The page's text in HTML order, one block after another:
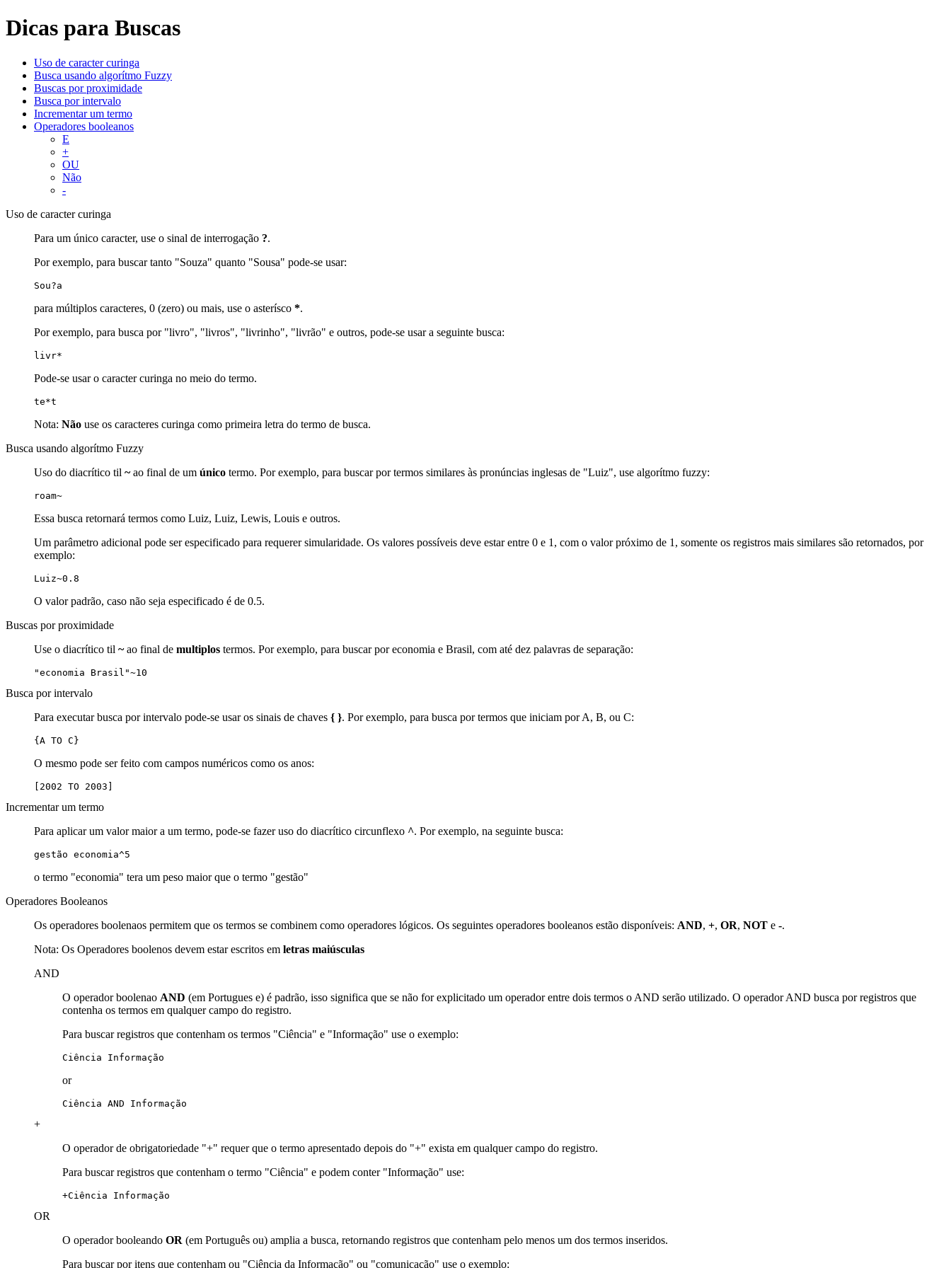
Dicas para Buscas
Uso de caracter curinga
Busca usando algorítmo Fuzzy
Buscas por proximidade
Busca por intervalo
Incrementar um termo
Operadores booleanos
E
+
OU
Não
-
Uso de caracter curinga
Para um único caracter, use o sinal de interrogação ?.
Por exemplo, para buscar tanto "Souza" quanto "Sousa" pode-se usar:
Sou?a
para múltiplos caracteres, 0 (zero) ou mais, use o asterísco *.
Por exemplo, para busca por "livro", "livros", "livrinho", "livrão" e outros, pode-se usar a seguinte busca:
livr*
Pode-se usar o caracter curinga no meio do termo.
te*t
Nota: Não use os caracteres curinga como primeira letra do termo de busca.
Busca usando algorítmo Fuzzy
Uso do diacrítico til ~ao final de um único termo. Por exemplo, para buscar por termos similares às pronúncias inglesas de "Luiz", use algorítmo fuzzy:
roam~
Essa busca retornará termos como Luiz, Luiz, Lewis, Louis e outros.
Um parâmetro adicional pode ser especificado para requerer simularidade. Os valores possíveis deve estar entre 0 e 1, com o valor próximo de 1, somente os registros mais similares são retornados, por
exemplo:
Luiz~0.8
O valor padrão, caso não seja especificado é de 0.5.
Buscas por proximidade
Use o diacrítico til ~ao final de multiplos termos. Por exemplo, para buscar por economia e Brasil, com até dez palavras de separação:
"economia Brasil"~10
Busca por intervalo
Para executar busca por intervalo pode-se usar os sinais de chaves { }. Por exemplo, para busca por termos que iniciam por A, B, ou C:
{A TO C}
O mesmo pode ser feito com campos numéricos como os anos:
[2002 TO 2003]
Incrementar um termo
Para aplicar um valor maior a um termo, pode-se fazer uso do diacrítico circunflexo ^. Por exemplo, na seguinte busca:
gestão economia^5
o termo "economia" tera um peso maior que o termo "gestão"
Operadores Booleanos
Os operadores boolenaos permitem que os termos se combinem como operadores lógicos. Os seguintes operadores booleanos estão disponíveis: AND, +, OR, NOT e -.
Nota: Os Operadores boolenos devem estar escritos em letras maiúsculas
AND
O operador boolenao AND (em Portugues e) é padrão, isso significa que se não for explicitado um operador entre dois termos o AND serão utilizado. O operador AND busca por registros que
contenha os termos em qualquer campo do registro.
Para buscar registros que contenham os termos "Ciência" e "Informação" use o exemplo:
Ciência Informação
or
Ciência AND Informação
+
O operador de obrigatoriedade "+" requer que o termo apresentado depois do "+" exista em qualquer campo do registro.
Para buscar registros que contenham o termo "Ciência" e podem conter "Informação" use:
+Ciência Informação
OR
O operador booleando OR (em Português ou) amplia a busca, retornando registros que contenham pelo menos um dos termos inseridos.
Para buscar por itens que contenham ou "Ciência da Informação" ou "comunicação" use o exemplo: